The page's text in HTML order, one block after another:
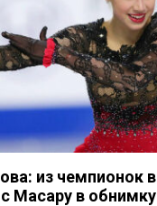
из чемпионок в
Масару в обнимку